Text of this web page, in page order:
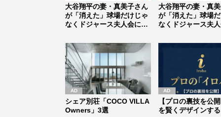
大谷翔平の妻・真美子さん
が「消えた」球場だけじゃ
なくドジャース夫人会にも
大谷翔平の妻・真
が「消えた」球場
なくドジャース夫
シェア別荘「COCO VILLA
Owners」3選
【プロの裏技を公
を賢くデザインする